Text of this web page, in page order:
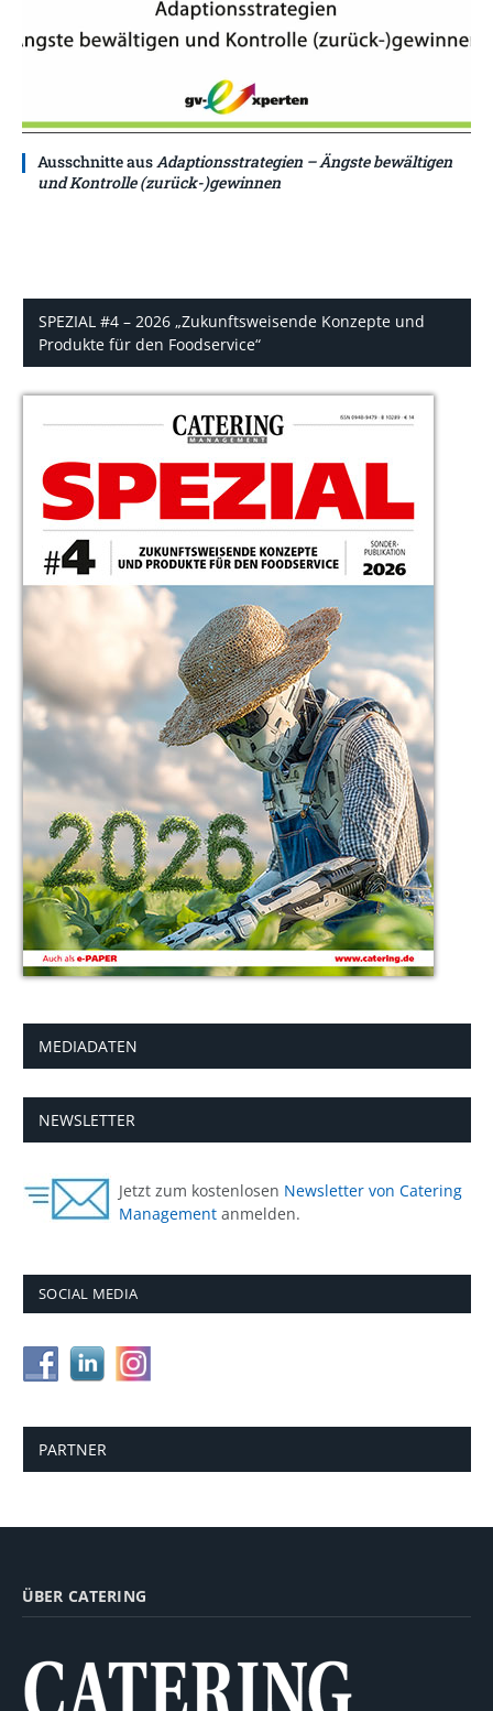
Ausschnitte ausAdaptionsstrategien – Ängste bewältigen
und Kontrolle (zurück-)gewinnen
SPEZIAL #4 – 2026 „Zukunftsweisende Konzepte und
Produkte für den Foodservice“
MEDIADATEN
NEWSLETTER
Jetzt zum kostenlosen Newsletter von Catering
Management anmelden.
SOCIAL MEDIA
PARTNER
ÜBER CATERING